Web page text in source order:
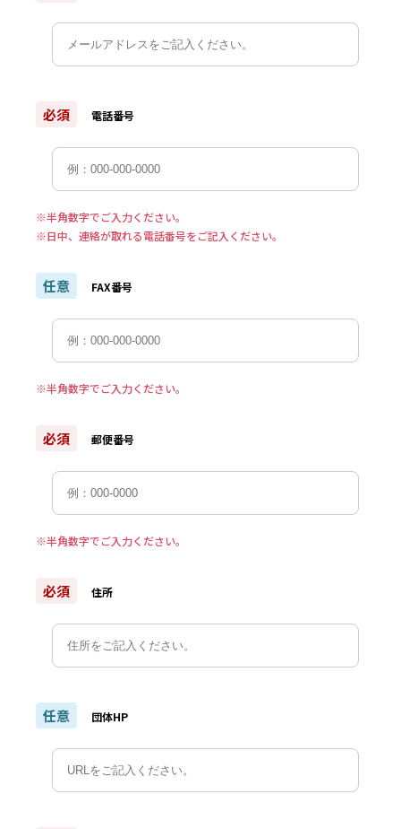
必須 電話番号
※半角数字でご入力ください。
※日中、連絡が取れる電話番号をご記入ください。
任意 FAX番号
※半角数字でご入力ください。
必須 郵便番号
※半角数字でご入力ください。
必須 住所
任意 団体HP